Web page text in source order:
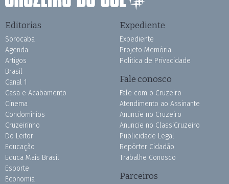
Editorias
Sorocaba
Agenda
Artigos
Brasil
Canal 1
Casa e Acabamento
Cinema
Condomínios
Cruzeirinho
Do Leitor
Educação
Educa Mais Brasil
Esporte
Economia
Expediente
Expediente
Projeto Memória
Política de Privacidade
Fale conosco
Fale com o Cruzeiro
Atendimento ao Assinante
Anuncie no Cruzeiro
Anuncie no ClassiCruzeiro
Publicidade Legal
Repórter Cidadão
Trabalhe Conosco
Parceiros